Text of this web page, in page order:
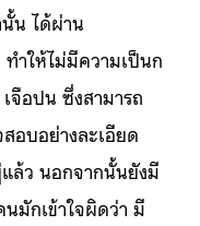
น ได้ผ่าน
ำให้ไม่มีความเป็นก
จือปน ซึ่งสามารถ
อบอย่างละเอียด
ล้ว นอกจากนั้นยังมี
มักเข้าใจผิดว่า มี